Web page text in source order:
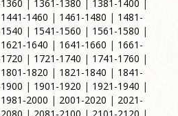
| 1361-1380 | 1381-1400 |
1441-1460 | 1461-1480 | 1481-
| 1541-1560 | 1561-1580 |
1621-1640 | 1641-1660 | 1661-
| 1721-1740 | 1741-1760 |
1801-1820 | 1821-1840 | 1841-
| 1901-1920 | 1921-1940 |
1981-2000 | 2001-2020 | 2021-
| 2081-2100 | 2101-2120 |